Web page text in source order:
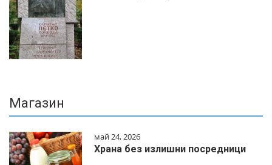
Магазин
май 24, 2026
Храна без излишни посредници